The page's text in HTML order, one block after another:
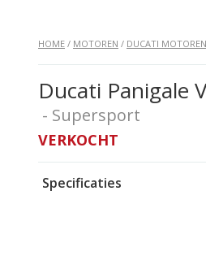
HOME / MOTOREN / DUCATI MOTOREN
Ducati Panigale
- Supersport
VERKOCHT
Specificaties